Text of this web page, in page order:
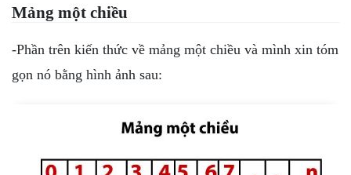
Mảng một chiều
-Phần trên kiến thức về mảng một chiều và mình xin tóm
gọn nó bằng hình ảnh sau: